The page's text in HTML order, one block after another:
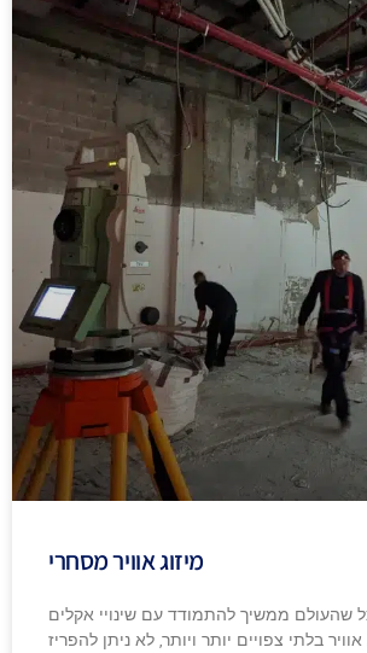
מיזוג אוויר מסחרי
שהעולם ממשיך להתמודד עם שינויי אקלים
בלתי צפויים יותר ויותר, לא ניתן להפריז